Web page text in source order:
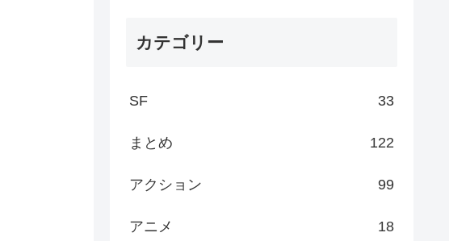
カテゴリー
SF 33
まとめ 122
アクション 99
アニメ 18